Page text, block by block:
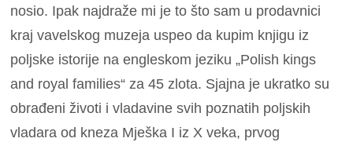
nosio. Ipak najdraže mi je to što sam u prodavnici
kraj vavelskog muzeja uspeo da kupim knjigu iz
poljske istorije na engleskom jeziku „Polish kings
and royal families“ za 45 zlota. Sjajna je ukratko su
obrađeni životi i vladavine svih poznatih poljskih
vladara od kneza Mješka I iz X veka, prvog